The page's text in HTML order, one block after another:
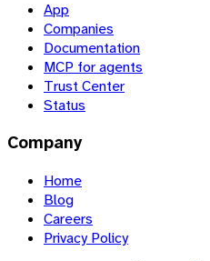
App
Companies
Documentation
MCP for agents
Trust Center
Status
Company
Home
Blog
Careers
Privacy Policy